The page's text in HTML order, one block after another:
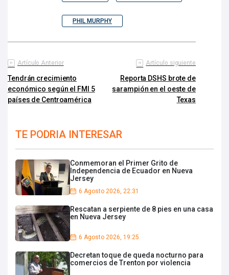
PHIL MURPHY
Artículo Anterior
Tendrán crecimiento
económico según el FMI 5
países de Centroamérica
Artículo siguiente
Reporta DSHS brote de
sarampión en el oeste de
Texas
TE PODRIA INTERESAR
Conmemoran el Primer Grito de
Independencia de Ecuador en Nueva
Jersey
6 Agosto 2026, 22:31
Rescatan a serpiente de 8 pies en una casa
en Nueva Jersey
6 Agosto 2026, 19:25
Decretan toque de queda nocturno para
comercios de Trenton por violencia